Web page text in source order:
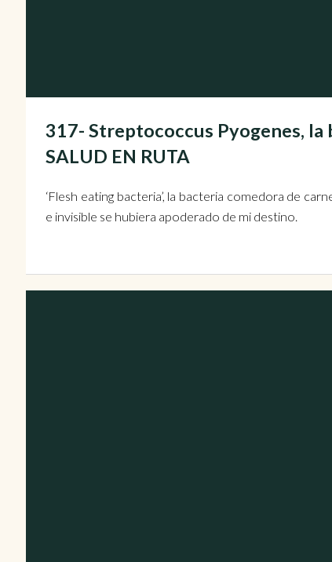
317- Streptococcus Pyogenes, la
SALUD EN RUTA
‘Flesh eating bacteria’, la bacteria comedora de
e invisible se hubiera apoderado de mi destino.